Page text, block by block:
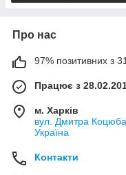
Про нас
97% позитивних з
Працює з
м. Харків
вул. Дмитра
Україна
Контакти